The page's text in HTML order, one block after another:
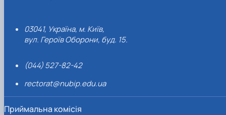
03041, Україна, м. Київ,
вул. Героїв Оборони, буд. 15.
(044) 527-82-42
rectorat@nubip.edu.ua
Приймальна комісія